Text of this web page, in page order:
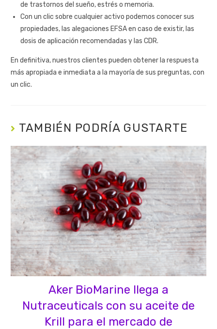
de trastornos del sueño, estrés o memoria.
Con un clic sobre cualquier activo podemos conocer sus
propiedades, las alegaciones EFSA en caso de existir, las
dosis de aplicación recomendadas y las CDR.
En definitiva, nuestros clientes pueden obtener la respuesta
más apropiada e inmediata a la mayoría de sus preguntas, con
un clic.
TAMBIÉN PODRÍA GUSTARTE
Aker BioMarine llega a
Nutraceuticals con su aceite de
Krill para el mercado de